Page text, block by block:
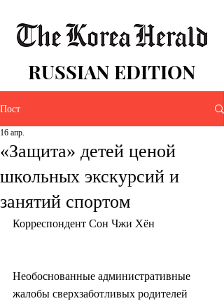
RUSSIAN EDITION
Пост
«Защита» детей ценой
школьных экскурсий и
занятий спортом
16 апр.
Корреспондент Сон Чжи Хён
Необоснованные административные
жалобы сверхзаботливых родителей